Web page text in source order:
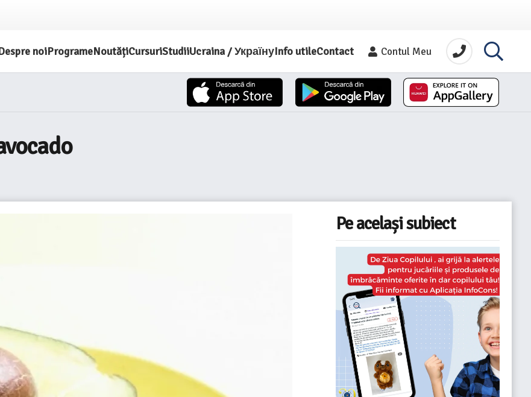
noiProgrameNoutățiCursuriStudiiUcraina / УкраїнуInfo utileContact Contul Meu
Pe același subiect